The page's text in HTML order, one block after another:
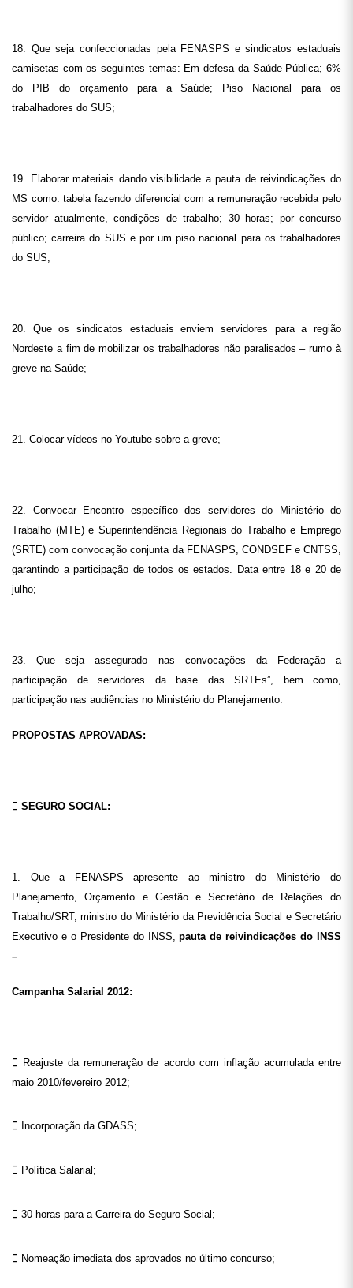
18. Que seja confeccionadas pela FENASPS e sindicatos estaduais
camisetas com os seguintes temas: Em defesa da Saúde Pública; 6%
do PIB do orçamento para a Saúde; Piso Nacional para os
trabalhadores do SUS;
19. Elaborar materiais dando visibilidade a pauta de reivindicações do
MS como: tabela fazendo diferencial com a remuneração recebida pelo
servidor atualmente, condições de trabalho; 30 horas; por concurso
público; carreira do SUS e por um piso nacional para os trabalhadores
do SUS;
20. Que os sindicatos estaduais enviem servidores para a região
Nordeste a fim de mobilizar os trabalhadores não paralisados – rumo à
greve na Saúde;
21. Colocar vídeos no Youtube sobre a greve;
22. Convocar Encontro específico dos servidores do Ministério do
Trabalho (MTE) e Superintendência Regionais do Trabalho e Emprego
(SRTE) com convocação conjunta da FENASPS, CONDSEF e CNTSS,
garantindo a participação de todos os estados. Data entre 18 e 20 de
julho;
23. Que seja assegurado nas convocações da Federação a
participação de servidores da base das SRTEs”, bem como,
participação nas audiências no Ministério do Planejamento.
PROPOSTAS APROVADAS:
 SEGURO SOCIAL:
1. Que a FENASPS apresente ao ministro do Ministério do
Planejamento, Orçamento e Gestão e Secretário de Relações do
Trabalho/SRT; ministro do Ministério da Previdência Social e Secretário
Executivo e o Presidente do INSS,pauta de reivindicações do INSS
–
Campanha Salarial 2012:
 Reajuste da remuneração de acordo com inflação acumulada entre
maio 2010/fevereiro 2012;
 Incorporação da GDASS;
 Política Salarial;
 30 horas para a Carreira do Seguro Social;
 Nomeação imediata dos aprovados no último concurso;